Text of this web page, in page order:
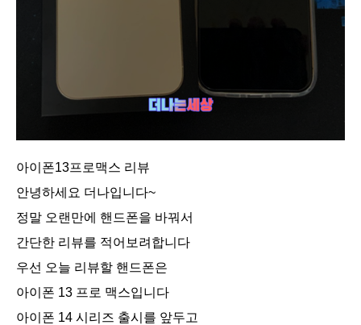
아이폰13프로맥스 리뷰
안녕하세요 더나입니다~
정말 오랜만에 핸드폰을 바꿔서
간단한 리뷰를 적어보려합니다
우선 오늘 리뷰할 핸드폰은
아이폰 13 프로 맥스입니다
아이폰 14 시리즈 출시를 앞두고